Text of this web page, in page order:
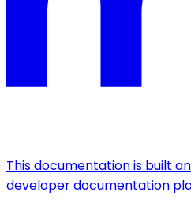
This documentation is built
developer documentation